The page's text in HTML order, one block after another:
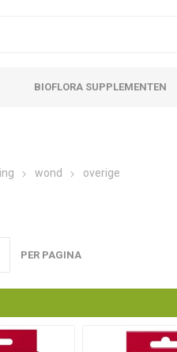
BIOFLORA SUPPLEMENTEN
wond overige
PER PAGINA